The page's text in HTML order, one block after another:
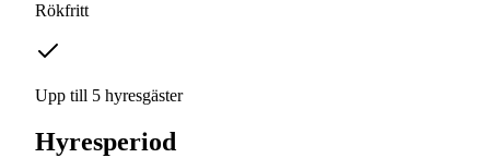
Rökfritt
Upp till 5 hyresgäster
Hyresperiod